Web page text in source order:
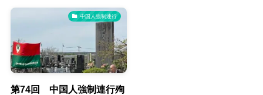
中国人強制連行
第74回 中国人強制連行殉